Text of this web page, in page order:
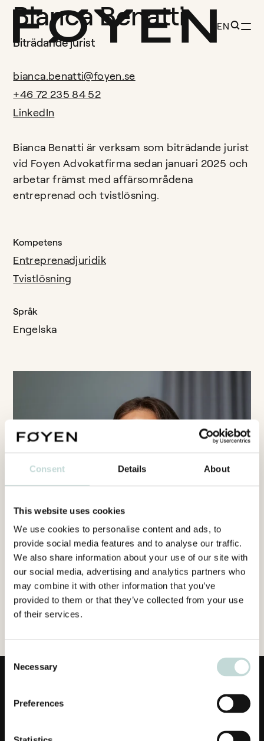
Consent Details About
This website uses cookies
We use cookies to personalise content and ads, to
provide social media features and to analyse our traffic.
We also share information about your use of our site with
our social media, advertising and analytics partners who
may combine it with other information that you’ve
provided to them or that they’ve collected from your use
of their services.
Consent
Selection
Necessary
Preferences
EN
Bianca Benatti
Biträdande jurist
bianca.benatti@foyen.se
+46 72 235 84 52
LinkedIn
Bianca Benatti är verksam som biträdande jurist
vid Foyen Advokatfirma sedan januari 2025 och
arbetar främst med affärsområdena
entreprenad och tvistlösning.
Kompetens
Entreprenadjuridik
Tvistlösning
Språk
Engelska